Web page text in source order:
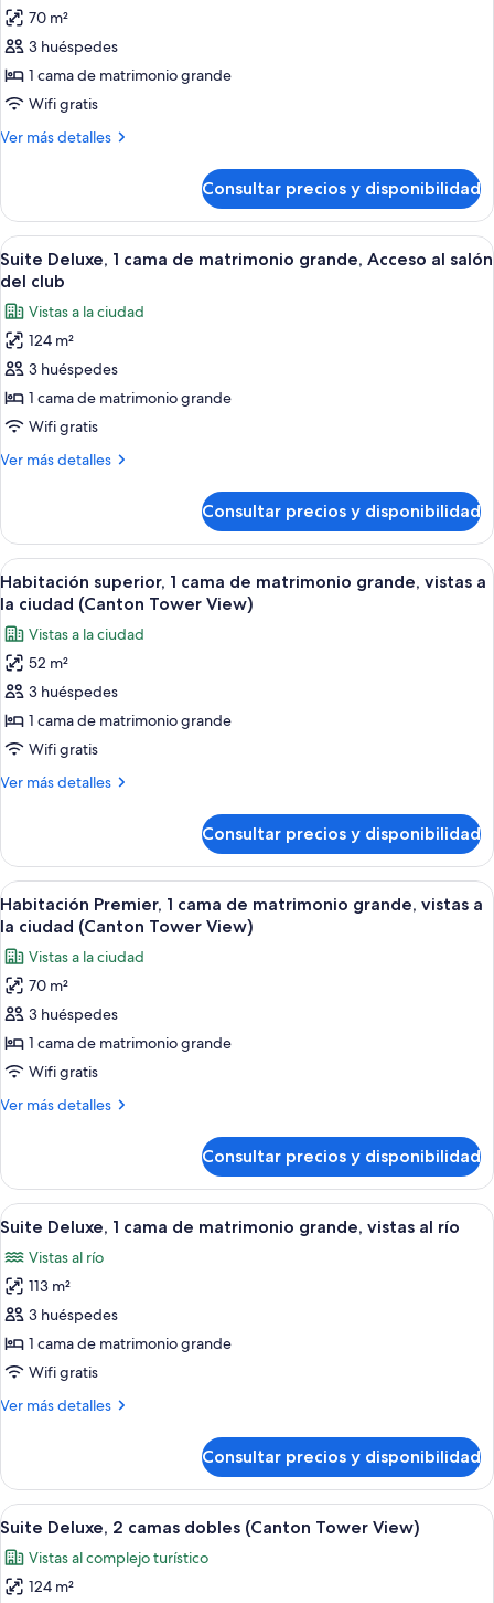
río
de
Habitación
Premier,
1
cama
grande,
vistas
al
río,
en
esquina
70 m²
3 huéspedes
1 cama de matrimonio grande
Wifi gratis
Ver más detalles
Más
Premier,
cama
de
grande,
vistas
al
río,
en
Consultar precios y disponibilidad
Abrir
todas
las
fotos
de
Suite
Deluxe,
1
cama
grande,
Acceso
al
salón
del
club
Habitación de hotel moderna con
8
Suite Deluxe, 1 cama de matrimonio grande, Acceso al salón
del club
Vistas a la ciudad
124 m²
3 huéspedes
1 cama de matrimonio grande
Wifi gratis
Ver más detalles
Más
Deluxe,
cama
de
grande,
Acceso
al
salón
del
Consultar precios y disponibilidad
Abrir
todas
las
fotos
de
Habitación
superior,
1
cama
grande,
vistas
a
la
ciudad
(Canton
Tower
View)
Un baño moderno con una bañera
4
Habitación superior, 1 cama de matrimonio grande, vistas a
la ciudad (Canton Tower View)
Vistas a la ciudad
52 m²
3 huéspedes
1 cama de matrimonio grande
Wifi gratis
Ver más detalles
Más
superior,
cama
de
grande,
vistas
a
la
ciudad
Tower
View)
Consultar precios y disponibilidad
Abrir
todas
las
fotos
de
Habitación
Premier,
1
cama
grande,
vistas
a
la
ciudad
(Canton
Tower
View)
Una habitación de hotel moderna
8
Habitación Premier, 1 cama de matrimonio grande, vistas a
la ciudad (Canton Tower View)
Vistas a la ciudad
70 m²
3 huéspedes
1 cama de matrimonio grande
Wifi gratis
Ver más detalles
Más
Premier,
cama
matrimonio
grande,
vistas
a
la
ciudad
(Canton
Tower
Consultar precios y disponibilidad
Abrir
todas
las
fotos
de
Suite
Deluxe,
cama
grande,
vistas
al
río
Habitación de hotel moderna con
9
Suite Deluxe, 1 cama de matrimonio grande, vistas al río
Vistas al río
113 m²
3 huéspedes
1 cama de matrimonio grande
Wifi gratis
Ver más detalles
Más
Deluxe,
cama
matrimonio
grande,
Consultar precios y disponibilidad
Abrir
todas
las
fotos
Un baño moderno con una bañera
6
Suite Deluxe, 2 camas dobles (Canton Tower View)
Vistas al complejo turístico
124 m²